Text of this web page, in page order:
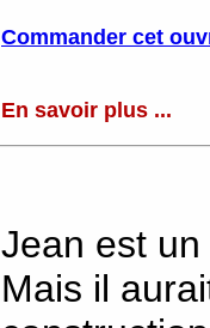
Commander cet
En savoir plus ...
Jean est
Mais il